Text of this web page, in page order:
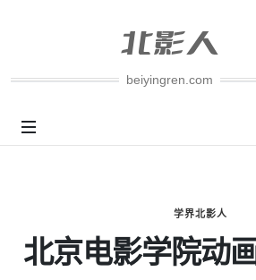
beiyingren.com
学界北影人
北京电影学院动